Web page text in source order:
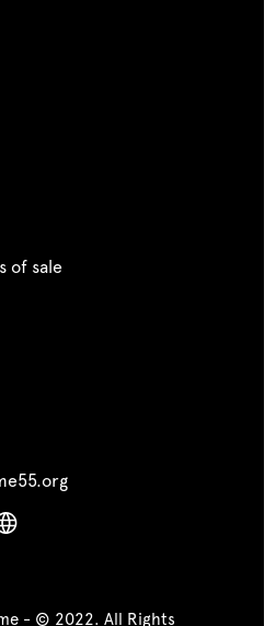
of sale
- © 2022. All Rights